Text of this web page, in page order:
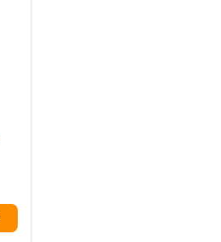
Preis war: 14,16 €
Preis ist: 11,90 €.